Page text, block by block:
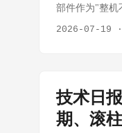
智元成立于
实场景部署的
监管漏洞，加
万美元。此举
部件作为"整机
统性跟踪电机
量，德昌/鸣志
行 RV减速器
2026-07-19
技术日
期、滚